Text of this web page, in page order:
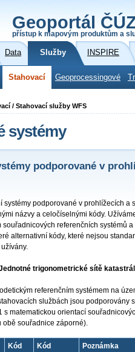
Geoportál
přístup k mapovým produktům a
Data Služby INSPIRE
Stahovací Geoprocessingové
/ Stahovací služby WFS
systémy
podporované v
systémy podporované v prohlížecích a
názvy a celočíselnými kódy.
referenčních systémů
alternativní kódy, které nejsou
trigonometrické sítě
referenčním systémem na
službách jsou podporovány
s matematickou orientací
obě souřadnice záporné).
Kód
Kód
Poznámka